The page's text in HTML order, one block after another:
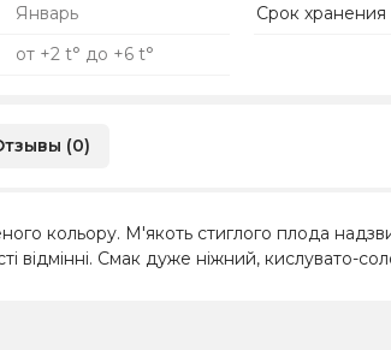
Январь Срок хранения
от +2 t° до +6 t°
(0)
кольору. М'якоть стиглого плода
відмінні. Смак дуже ніжний, кислувато-